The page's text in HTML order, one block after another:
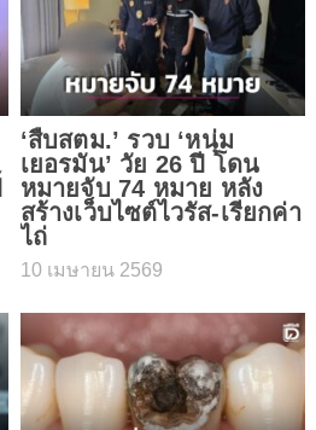
‘สืบสตม.’ รวบ ‘หนุ่ม
เยอรมัน’ วัย 26 ปี โดน
หมายจับ 74 หมาย หลัง
สร้างเว็บไซต์ไวรัส-เรียกค่า
ไถ่
10 เมษายน 2569